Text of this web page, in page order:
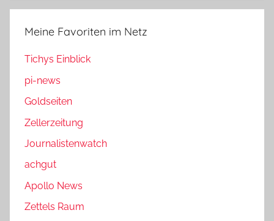
Meine Favoriten im Netz
Tichys Einblick
pi-news
Goldseiten
Zellerzeitung
Journalistenwatch
achgut
Apollo News
Zettels Raum